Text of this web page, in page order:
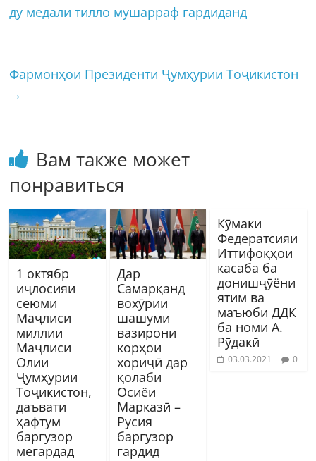
ду медали тилло мушарраф гардиданд
Фармонҳои Президенти Ҷумҳурии Тоҷикистон
→
Вам также может
понравиться
1 октябр
иҷлосияи
сеюми
Маҷлиси
миллии
Маҷлиси
Олии
Ҷумҳурии
Тоҷикистон,
даъвати
ҳафтум
баргузор
мегардад
Дар
Самарқанд
вохӯрии
шашуми
вазирони
корҳои
хориҷӣ дар
қолаби
Осиёи
Марказӣ –
Русия
баргузор
гардид
Кӯмаки
Федератсияи
Иттифоқҳои
касаба ба
донишҷӯёни
ятим ва
маъюби ДДК
ба номи А.
Рӯдакӣ
03.03.2021 0